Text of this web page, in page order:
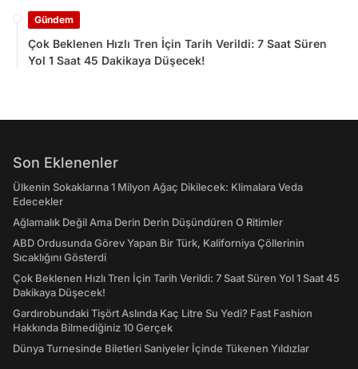
Gündem
Çok Beklenen Hızlı Tren İçin Tarih Verildi: 7 Saat Süren
Yol 1 Saat 45 Dakikaya Düşecek!
Son Eklenenler
Ülkenin Sokaklarına 1 Milyon Ağaç Dikilecek: Klimalara Veda
Edecekler
Ağlamalık Değil Ama Derin Derin Düşündüren O Ritimler
ABD Ordusunda Görev Yapan Bir Türk, Kaliforniya Çöllerinin
Sıcaklığını Gösterdi
Çok Beklenen Hızlı Tren İçin Tarih Verildi: 7 Saat Süren Yol 1 Saat 45
Dakikaya Düşecek!
Gardırobundaki Tişört Aslında Kaç Litre Su Yedi? Fast Fashion
Hakkında Bilmediğiniz 10 Gerçek
Dünya Turnesinde Biletleri Saniyeler İçinde Tükenen Yıldızlar